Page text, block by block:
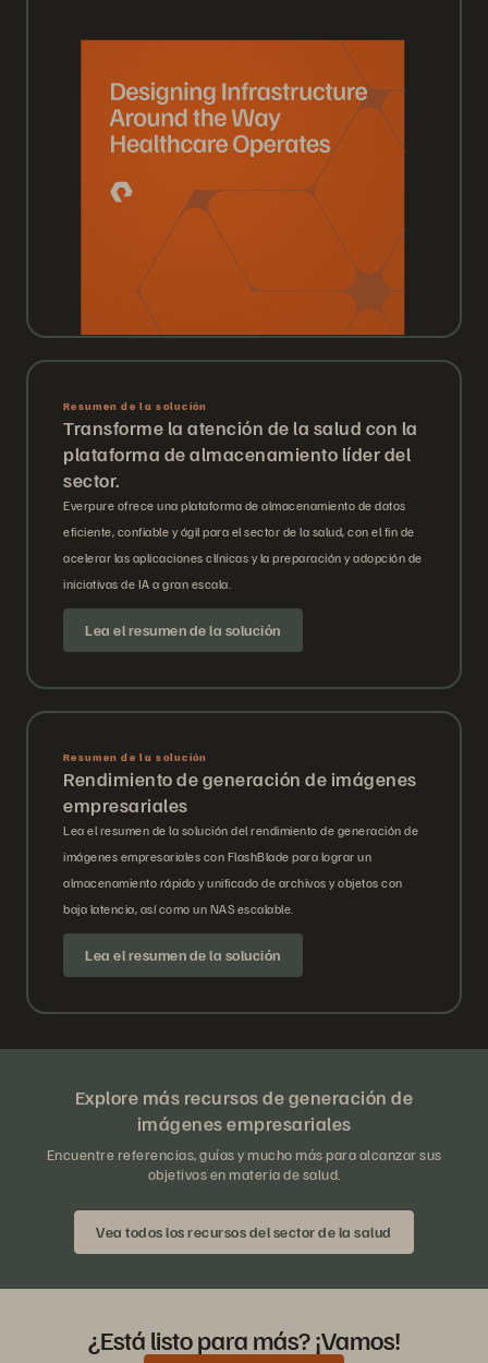
Resumen de la solución
Transforme la atención de la salud con la
plataforma de almacenamiento líder del
sector.
Everpure ofrece una plataforma de almacenamiento de datos
eficiente, confiable y ágil para el sector de la salud, con el fin de
acelerar las aplicaciones clínicas y la preparación y adopción de
iniciativas de IA a gran escala.
Lea el resumen de la solución
Resumen de la solución
Rendimiento de generación de imágenes
empresariales
Lea el resumen de la solución del rendimiento de generación de
imágenes empresariales con FlashBlade para lograr un
almacenamiento rápido y unificado de archivos y objetos con
baja latencia, así como un NAS escalable.
Lea el resumen de la solución
Explore más recursos de generación de
imágenes empresariales
Encuentre referencias, guías y mucho más para alcanzar sus
objetivos en materia de salud.
Vea todos los recursos del sector de la salud
¿Está listo para más? ¡Vamos!